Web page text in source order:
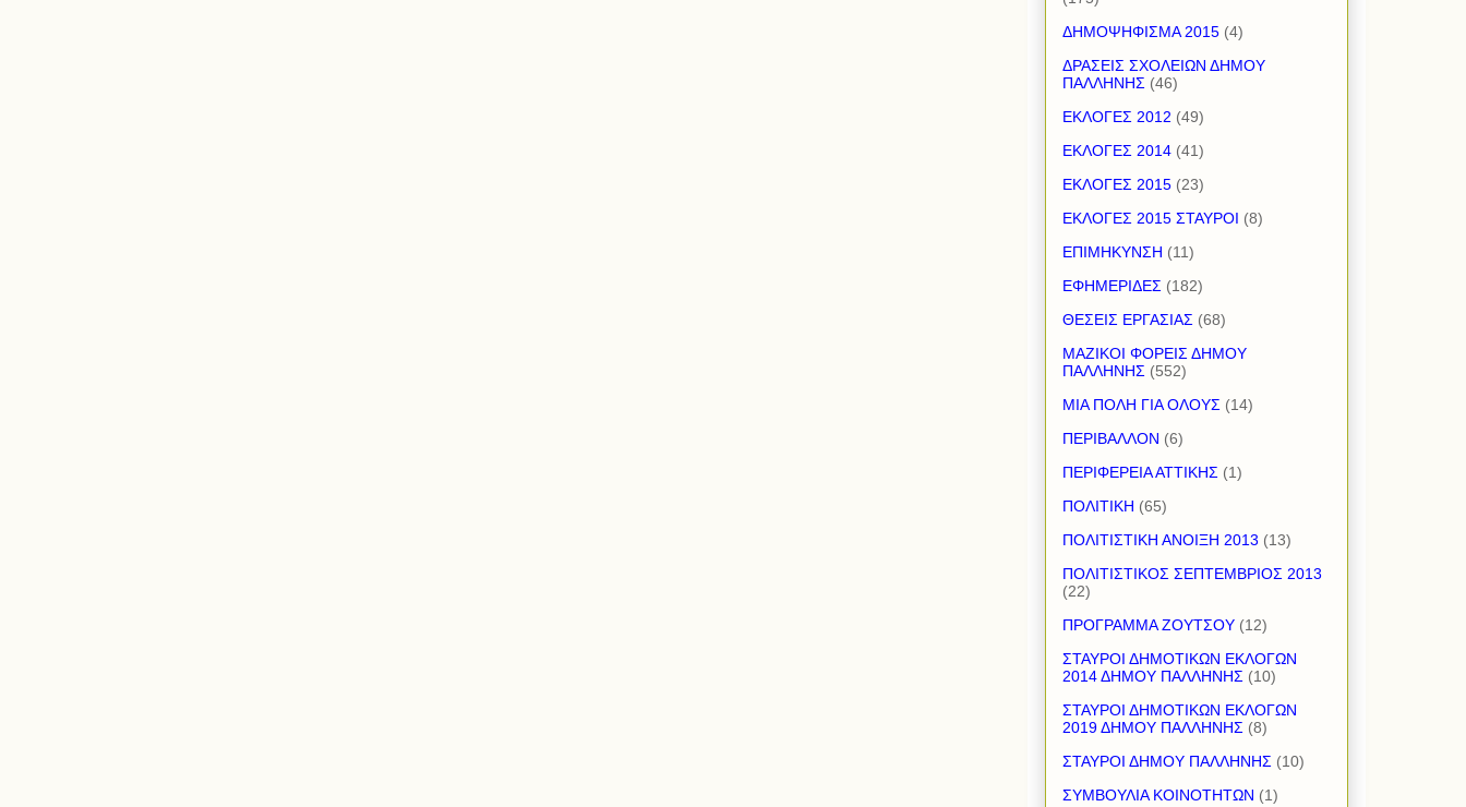
ΔΗΜΟΨΗΦΙΣΜΑ 2015 (4)
ΔΡΑΣΕΙΣ ΣΧΟΛΕΙΩΝ ΔΗΜΟΥ
ΠΑΛΛΗΝΗΣ (46)
ΕΚΛΟΓΕΣ 2012 (49)
ΕΚΛΟΓΕΣ 2014 (41)
ΕΚΛΟΓΕΣ 2015 (23)
ΕΚΛΟΓΕΣ 2015 ΣΤΑΥΡΟΙ (8)
ΕΠΙΜΗΚΥΝΣΗ (11)
ΕΦΗΜΕΡΙΔΕΣ (182)
ΘΕΣΕΙΣ ΕΡΓΑΣΙΑΣ (68)
ΜΑΖΙΚΟΙ ΦΟΡΕΙΣ ΔΗΜΟΥ
ΠΑΛΛΗΝΗΣ (552)
ΜΙΑ ΠΟΛΗ ΓΙΑ ΟΛΟΥΣ (14)
ΠΕΡΙΒΑΛΛΟΝ (6)
ΠΕΡΙΦΕΡΕΙΑ ΑΤΤΙΚΗΣ (1)
ΠΟΛΙΤΙΚΗ (65)
ΠΟΛΙΤΙΣΤΙΚΗ ΑΝΟΙΞΗ 2013 (13)
ΠΟΛΙΤΙΣΤΙΚΟΣ ΣΕΠΤΕΜΒΡΙΟΣ 2013
(22)
ΠΡΟΓΡΑΜΜΑ ΖΟΥΤΣΟΥ (12)
ΣΤΑΥΡΟΙ ΔΗΜΟΤΙΚΩΝ ΕΚΛΟΓΩΝ
2014 ΔΗΜΟΥ ΠΑΛΛΗΝΗΣ (10)
ΣΤΑΥΡΟΙ ΔΗΜΟΤΙΚΩΝ ΕΚΛΟΓΩΝ
2019 ΔΗΜΟΥ ΠΑΛΛΗΝΗΣ (8)
ΣΤΑΥΡΟΙ ΔΗΜΟΥ ΠΑΛΛΗΝΗΣ (10)
ΣΥΜΒΟΥΛΙΑ ΚΟΙΝΟΤΗΤΩΝ (1)